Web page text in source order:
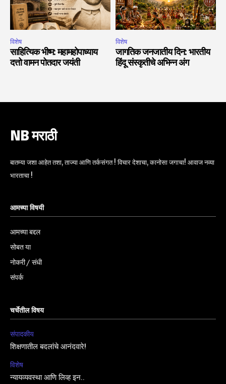
विशेष
साहित्यिक भीष्म: महामहोपाध्याय
दत्तो वामन पोतदार जयंती
विशेष
जागतिक जनजातीय दिन: भारतीय
हिंदू संस्कृतीचे अभिन्न अंग
NB मराठी
बातम्या जशा आहेत तशा, ताज्या आणि तर्कसंगत ! विचार देशाचा, कानोसा जगाचा! आवाज नव्या
भारताचा !
आमच्या विषयी
आमच्या बद्दल
सोबत या
नोकरी / संधी
संपर्क
चर्चेतील विषय
संपादकीय
शिक्षणातील बदलांचे आनंदवारे!
विशेष
न्यायव्यवस्था आणि लिव्ह इन..